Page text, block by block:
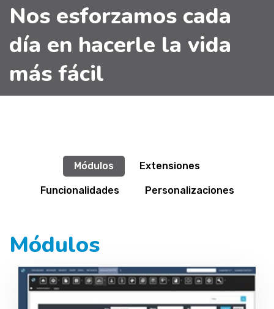
Nos esforzamos cada
día en hacerle la vida
más fácil
Módulos Extensiones
Funcionalidades Personalizaciones
Módulos